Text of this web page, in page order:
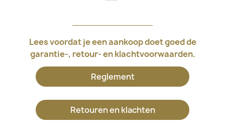
Lees voordat je een aankoop doet goed de
garantie-, retour- en klachtvoorwaarden.
Reglement
Retouren en klachten